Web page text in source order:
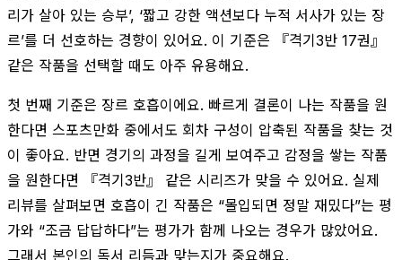
리가 살아 있는 승부’, ‘짧고 강한 액션보다 누적 서사가 있는 장
르’를 더 선호하는 경향이 있어요. 이 기준은 『격기3반 17권』
같은 작품을 선택할 때도 아주 유용해요.
첫 번째 기준은 장르 호흡이에요. 빠르게 결론이 나는 작품을 원
한다면 스포츠만화 중에서도 회차 구성이 압축된 작품을 찾는 것
이 좋아요. 반면 경기의 과정을 길게 보여주고 감정을 쌓는 작품
을 원한다면 『격기3반』 같은 시리즈가 맞을 수 있어요. 실제
리뷰를 살펴보면 호흡이 긴 작품은 “몰입되면 정말 재밌다”는 평
가와 “조금 답답하다”는 평가가 함께 나오는 경우가 많았어요.
그래서 본인의 독서 리듬과 맞는지가 중요해요.